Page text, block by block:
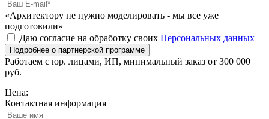
«Архитектору не нужно моделировать - мы все уже
подготовили»
Даю согласие на обработку своих Персональных данных
Подробнее о партнерской программе
Работаем с юр. лицами, ИП, минимальный заказ от 300 000
руб.
Цена:
Контактная информация